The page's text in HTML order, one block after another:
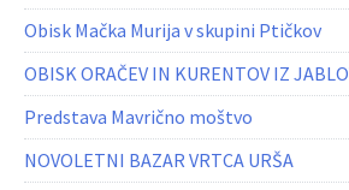
Obisk Mačka Murija v skupini Ptičkov
OBISK ORAČEV IN KURENTOV IZ
Predstava Mavrično moštvo
NOVOLETNI BAZAR VRTCA URŠA